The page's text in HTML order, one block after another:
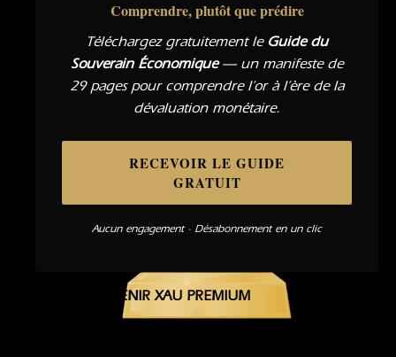
Comprendre, plutôt que prédire
Téléchargez gratuitement le Guide du
Souverain Économique— un manifeste de
29 pages pour comprendre l’or à l’ère de la
dévaluation monétaire.
RECEVOIR LE GUIDE
GRATUIT
Aucun engagement · Désabonnement en un clic
DEVENIR XAU PREMIUM